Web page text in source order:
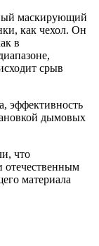
маскирующий
как чехол. Он
в
срыв
эффективность
дымовых
что
отечественным
материала